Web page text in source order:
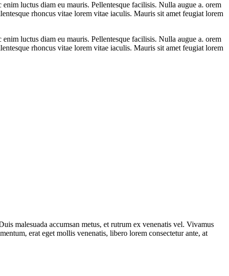
luctus diam eu mauris. Pellentesque facilisis. Nulla augue a. orem
rhoncus vitae lorem vitae iaculis. Mauris sit amet feugiat lorem
luctus diam eu mauris. Pellentesque facilisis. Nulla augue a. orem
rhoncus vitae lorem vitae iaculis. Mauris sit amet feugiat lorem
malesuada accumsan metus, et rutrum ex venenatis vel. Vivamus
erat eget mollis venenatis, libero lorem consectetur ante, at